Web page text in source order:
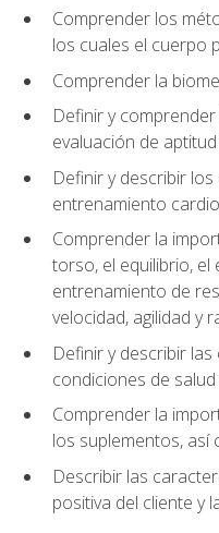
Comprender los
los cuales el cuerpo
Comprender la
Definir y
evaluación de
Definir y describir
entrenamiento
Comprender la
torso, el equilibrio, el
entrenamiento de
velocidad, agilidad y
Definir y describir
condiciones de
Comprender la
los suplementos, así
Describir las
positiva del cliente y